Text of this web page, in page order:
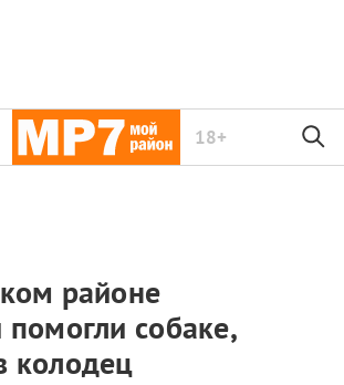
18+
районе
помогли собаке,
колодец